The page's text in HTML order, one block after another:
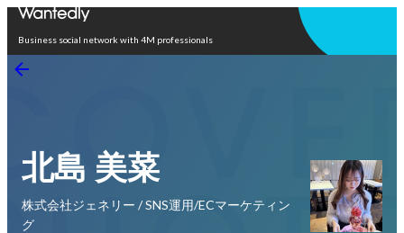
Business social network with 4M professionals
北島 美菜
株式会社ジェネリー / SNS運用/ECマーケティン
グ